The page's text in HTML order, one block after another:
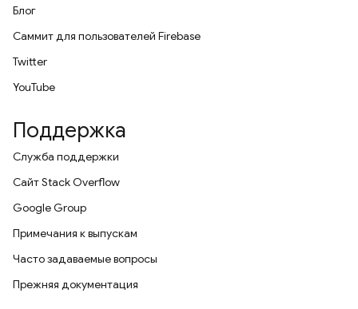
Блог
Саммит для пользователей Firebase
Twitter
YouTube
Поддержка
Служба поддержки
Сайт Stack Overflow
Google Group
Примечания к выпускам
Часто задаваемые вопросы
Прежняя документация